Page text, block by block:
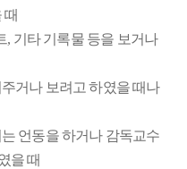
때
, 기타 기록물 등을 보거나
거나 보려고 하였을 때나
언동을 하거나 감독교수
을 때